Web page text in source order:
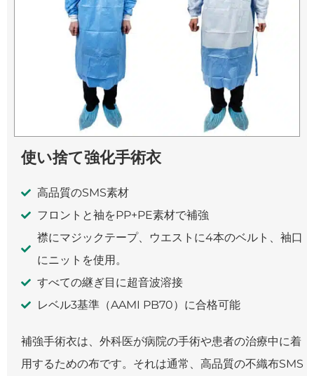
使い捨て強化手術衣
高品質のSMS素材
フロントと袖をPP+PE素材で補強
襟にマジックテープ、ウエストに4本のベルト、袖口
にニットを使用。
すべての継ぎ目に超音波溶接
レベル3基準（AAMI PB70）に合格可能
補強手術衣は、外科医が病院の手術や患者の治療中に着
用するための布です。それは通常、高品質の不織布SMS